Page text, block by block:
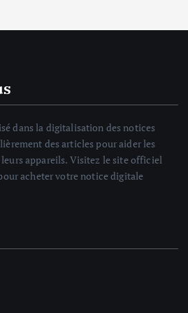
dans la digitalisation des notices
des articles pour aider les
appareils. Visitez le site officiel
acheter votre notice digitale